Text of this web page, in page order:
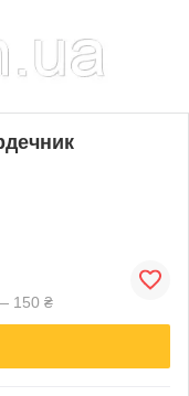
150 ₴